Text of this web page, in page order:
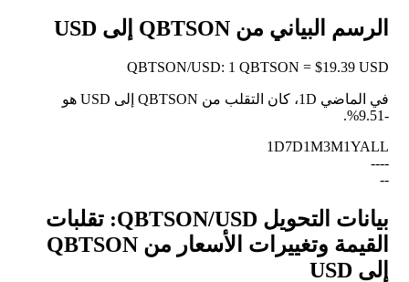
الرسم البياني من QBTSON إلى USD
QBTSON/USD: 1 QBTSON = $19.39 USD
في الماضي 1D، كان التقلب من QBTSON إلى USD هو
-9.51%
.
1D7D1M3M1YALL
--
--
--
بيانات التحويل QBTSON/USD: تقلبات
القيمة وتغييرات الأسعار من QBTSON
إلى USD